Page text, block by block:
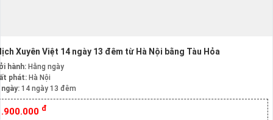
Xuyên Việt 14 ngày 13 đêm từ Hà Nội bằng Tàu Hỏa
hành: Hằng ngày
phát: Hà Nội
14 ngày 13 đêm
đ